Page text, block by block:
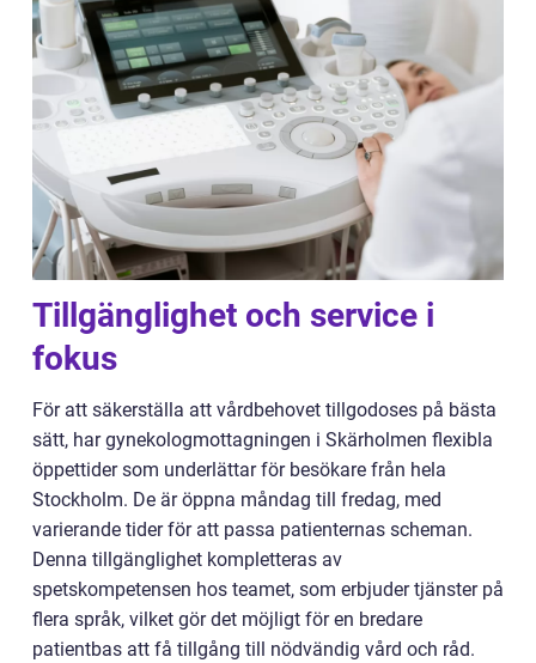
Tillgänglighet och service i
fokus
För att säkerställa att vårdbehovet tillgodoses på bästa
sätt, har gynekologmottagningen i Skärholmen flexibla
öppettider som underlättar för besökare från hela
Stockholm. De är öppna måndag till fredag, med
varierande tider för att passa patienternas scheman.
Denna tillgänglighet kompletteras av
spetskompetensen hos teamet, som erbjuder tjänster på
flera språk, vilket gör det möjligt för en bredare
patientbas att få tillgång till nödvändig vård och råd.